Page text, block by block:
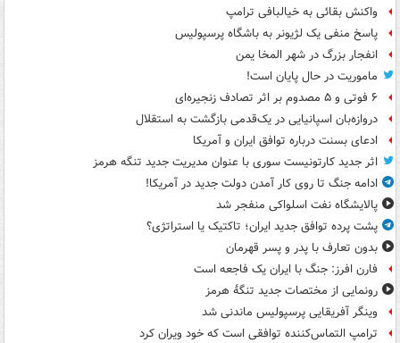
واکنش بقائی به خیالبافی ترامپ
پاسخ منفی یک لژیونر به باشگاه پرسپولیس
انفجار بزرگ در شهر المخا یمن
ماموریت در حال پایان است!
۶ فوتی و ۵ مصدوم بر اثر تصادف زنجیره‌ای
دروازه‌بان اسپانیایی در یک‌قدمی بازگشت به استقلال
ادعای بسنت درباره توافق ایران و آمریکا
اثر جدید کارتونیست سوری با عنوان مدیریت جدید تنگه هرمز
ادامه جنگ تا روی کار آمدن دولت جدید در آمریکا!
پالایشگاه نفت اسلواکی منفجر شد
پشت پرده توافق جدید ایران؛ تاکتیک یا استراتژی؟
بدون تعارف با پدر و پسر قهرمان
فارن افرز: جنگ با ایران یک فاجعه است
رونمایی از مختصات جدید تنگۀ هرمز
وینگر آفریقایی پرسپولیس ماندنی شد
ترامپ التماس‌کننده توافقی است که خود ویران کرد